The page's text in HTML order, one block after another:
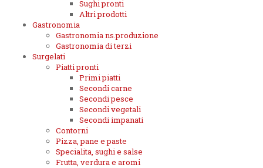
Sughi pronti
Altri prodotti
Gastronomia
Gastronomia ns.produzione
Gastronomia di terzi
Surgelati
Piatti pronti
Primi piatti
Secondi carne
Secondi pesce
Secondi vegetali
Secondi impanati
Contorni
Pizza, pane e paste
Specialita, sughi e salse
Frutta, verdura e aromi